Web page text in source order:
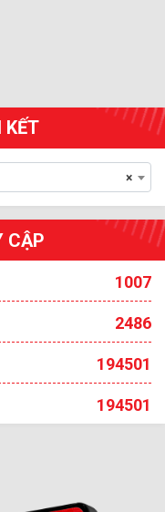
KẾT
×
CẬP
1007
2486
194501
194501